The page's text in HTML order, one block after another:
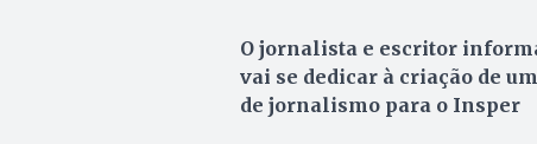
O jornalista e escritor
vai se dedicar à criação de
de jornalismo para o Insper